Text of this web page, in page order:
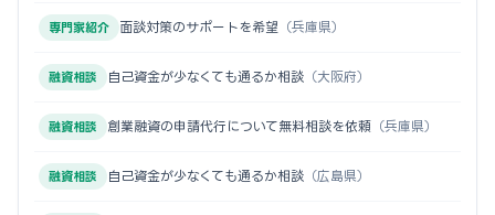
専門家紹介 面談対策のサポートを希望 （兵庫県）
融資相談 自己資金が少なくても通るか相談 （大阪府）
融資相談 創業融資の申請代行について無料相談を依頼 （兵庫県）
融資相談 自己資金が少なくても通るか相談 （広島県）